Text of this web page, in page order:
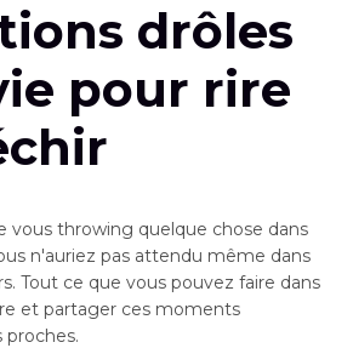
drôles
pour rire
vous throwing quelque chose dans
n'auriez pas attendu même dans
Tout ce que vous pouvez faire dans
et partager ces moments
proches.